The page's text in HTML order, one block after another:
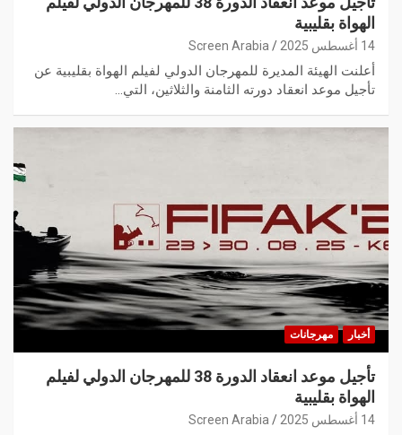
الهواة بقليبية
14 أغسطس 2025 Screen Arabia
أعلنت الهيئة المديرة للمهرجان الدولي لفيلم الهواة بقليبية عن
تأجيل موعد انعقاد دورته الثامنة والثلاثين، التي…
أخبار مهرجانات
تأجيل موعد انعقاد الدورة 38 للمهرجان الدولي لفيلم
الهواة بقليبية
14 أغسطس 2025 Screen Arabia